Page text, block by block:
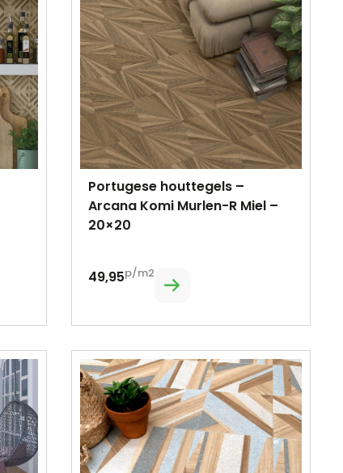
Portugese houttegels –
Arcana Komi Murlen-R Miel –
20×20
49,95p/m2